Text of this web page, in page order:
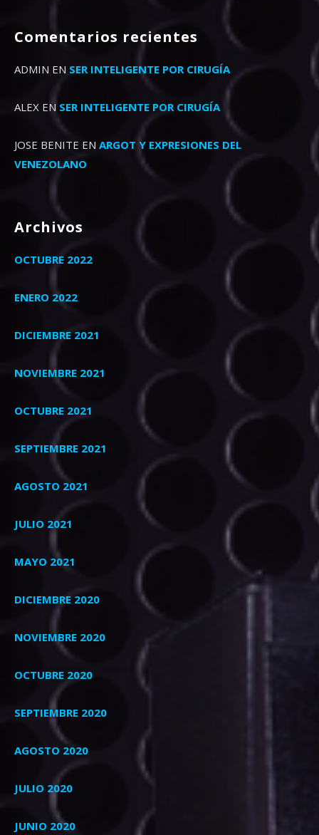
Comentarios recientes
ADMIN EN SER INTELIGENTE POR CIRUGÍA
ALEX EN SER INTELIGENTE POR CIRUGÍA
JOSE BENITE EN ARGOT Y EXPRESIONES DEL
VENEZOLANO
Archivos
OCTUBRE 2022
ENERO 2022
DICIEMBRE 2021
NOVIEMBRE 2021
OCTUBRE 2021
SEPTIEMBRE 2021
AGOSTO 2021
JULIO 2021
MAYO 2021
DICIEMBRE 2020
NOVIEMBRE 2020
OCTUBRE 2020
SEPTIEMBRE 2020
AGOSTO 2020
JULIO 2020
JUNIO 2020